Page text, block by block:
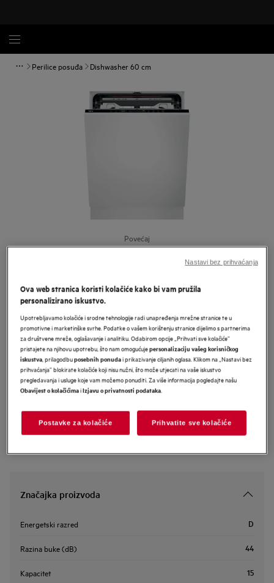
Perilice posuđa Dishwasher 60 cm
Povećaj
FSE73727P
AEG 7000 perilica posuđa
(integrirana) s AirDry tehnologijom
Informacijski list proizvoda
Sigurnosne upute i sigurnosna upozorenja prema EU regulativi
Za sigurno korištenje proizvoda pročitajte cijeli korisnički
priručnik.
Značajka proizvoda
Energetski razred D
Razina buke (dB) 44
Kapacitet 15
Ova web stranica koristi kolačiće kako bi vam pružila
personalizirano iskustvo.
Upotrebljavamo kolačiće i srodne tehnologije radi unapređenja mrežne stranice te u
promotivne i marketinške svrhe. Podatke o vašem korištenju stranice dijelimo s partnerima
za društvene mreže, oglašavanje i analitiku. Odabirom opcije „Prihvati sve kolačiće”
pristajete na njihovu upotrebu, što nam omogućujepersonalizaciju vašeg korisničkog
iskustva, prilagodbuposebnih ponudai prikazivanje ciljanih oglasa. Klikom na „Nastavi bez
prihvaćanja” blokirate kolačiće koji nisu nužni, što može utjecati na vaše iskustvo
pregledavanja i usluge koje vam možemo ponuditi. Za više informacija pogledajte našu
Obavijest o kolačićimaiIzjavu o privatnosti podataka.
Postavke za kolačiće Prihvatite sve kolačiće
Nastavi bez prihvaćanja